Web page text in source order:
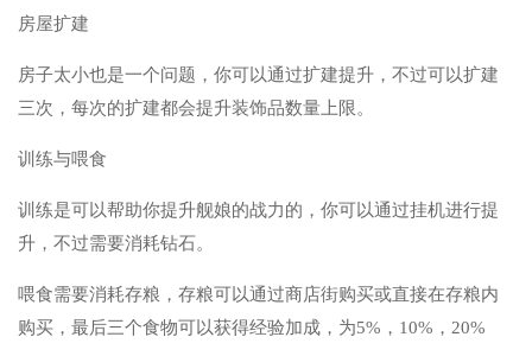
房屋扩建
房子太小也是一个问题，你可以通过扩建提升，不过可以扩建
三次，每次的扩建都会提升装饰品数量上限。
训练与喂食
训练是可以帮助你提升舰娘的战力的，你可以通过挂机进行提
升，不过需要消耗钻石。
喂食需要消耗存粮，存粮可以通过商店街购买或直接在存粮内
购买，最后三个食物可以获得经验加成，为5%，10%，20%